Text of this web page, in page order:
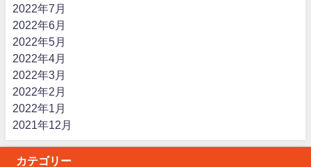
2022年7月
2022年6月
2022年5月
2022年4月
2022年3月
2022年2月
2022年1月
2021年12月
カテゴリー